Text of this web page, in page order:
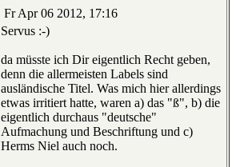
Fr Apr 06 2012, 17:16
Servus :-)
da müsste ich Dir eigentlich Recht geben,
denn die allermeisten Labels sind
ausländische Titel. Was mich hier allerdings
etwas irritiert hatte, waren a) das "ß", b) die
eigentlich durchaus "deutsche"
Aufmachung und Beschriftung und c)
Herms Niel auch noch.